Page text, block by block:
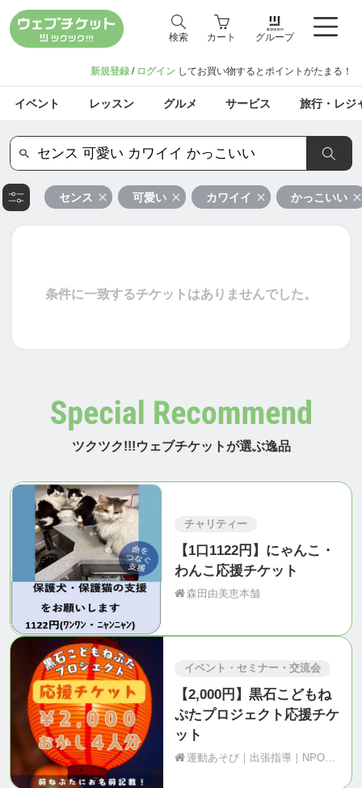
検索 カート グループ
新規登録 / ログイン してお買い物するとポイントがたまる！
イベント レッスン グルメ サービス 旅行・レジ
センス 可愛い カワイイ かっこいい
条件に一致するチケットはありませんでした。
ツクツク!!!ウェブチケットが選ぶ逸品
チャリティー
【1口1122円】にゃんこ・
わんこ応援チケット
森田由美恵本舗
イベント・セミナー・交流会
【2,000円】黒石こどもね
ぷたプロジェクト応援チケ
ット
運動あそび｜出張指導｜NPO法人Motion（青森県黒石市）